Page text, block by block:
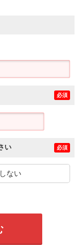
必須
い 必須
ない